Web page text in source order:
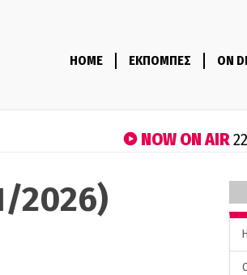
HOME ΕΚΠΟΜΠΕΣ ON
NOW ON AIR
2026)